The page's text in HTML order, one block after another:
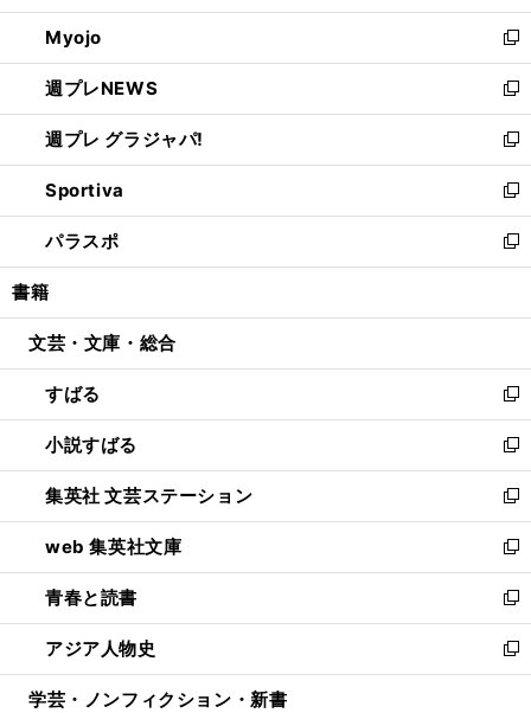
開
く
ウ
で
開
く
ン
ド
ウ
で
開
く
ウ
ィ
ン
ド
ウ
で
開
く
Myojo
新
し
い
ウ
ィ
ン
ド
ウ
で
開
週プレNEWS
新
し
い
ウ
ィ
ン
ド
ウ
開
週プレ グラジャパ!
新
し
い
ウ
ィ
ン
ウ
開
く
Sportiva
新
し
い
ウ
ン
ウ
で
開
く
パラスポ
新
し
ウ
ン
ド
ウ
で
開
く
書籍
文芸・文庫・総合
すばる
新
し
い
ウ
ィ
ン
ド
ウ
で
開
く
小説すばる
新
し
い
ウ
ィ
ン
ド
ウ
で
開
集英社 文芸ステーション
新
し
い
ウ
ィ
ン
ド
ウ
web 集英社文庫
新
し
い
ウ
ィ
ン
青春と読書
新
し
い
ウ
アジア人物史
新
し
学芸・ノンフィクション・新書